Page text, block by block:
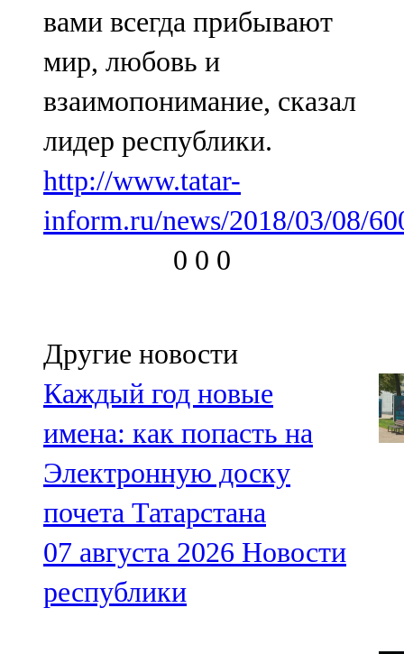
вами всегда прибывают
мир, любовь и
взаимопонимание, сказал
лидер республики.
http://www.tatar-
inform.ru/news/2018/03/08/
0 0 0
Другие новости
Каждый год новые
имена: как попасть на
Электронную доску
почета Татарстана
07 августа 2026 Новости
республики